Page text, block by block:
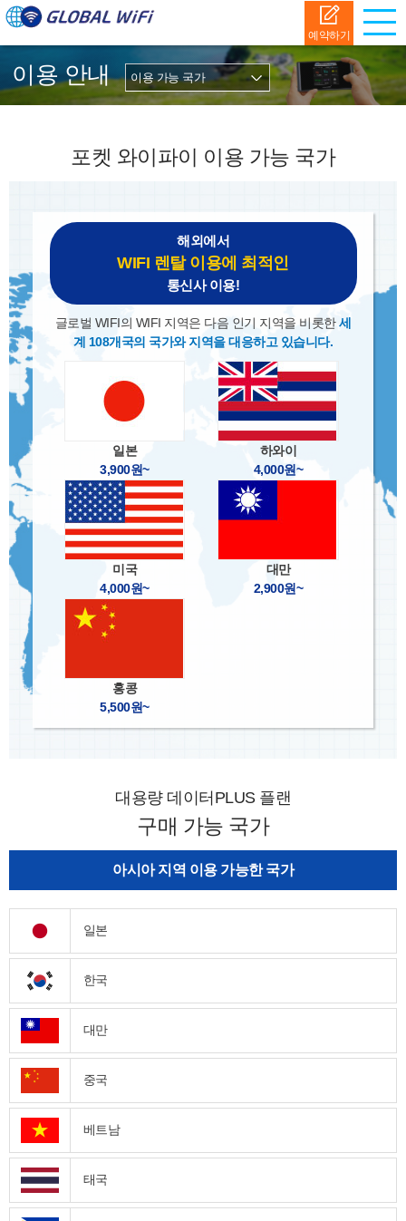
예약하기
이용 안내
포켓 와이파이 이용 가능 국가
해외에서
WIFI 렌탈 이용에 최적인
통신사 이용!
글로벌 WIFI의 WIFI 지역은 다음 인기 지역을 비롯한세
계 108개국의 국가와 지역을 대응하고 있습니다.
일본
3,900원~
하와이
4,000원~
미국
4,000원~
대만
2,900원~
홍콩
5,500원~
대용량 데이터PLUS 플랜
구매 가능 국가
아시아 지역 이용 가능한 국가
일본
한국
대만
중국
베트남
태국